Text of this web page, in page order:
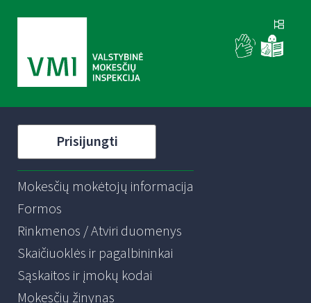
Prisijungti
Mokesčių mokėtojų informacija
Formos
Rinkmenos / Atviri duomenys
Skaičiuoklės ir pagalbininkai
Sąskaitos ir įmokų kodai
Mokesčių žinynas